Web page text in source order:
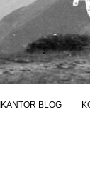
BLOG